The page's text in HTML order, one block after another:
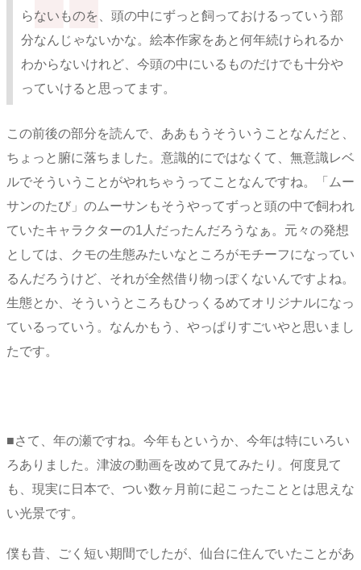
らないものを、頭の中にずっと飼っておけるっていう部
分なんじゃないかな。絵本作家をあと何年続けられるか
わからないけれど、今頭の中にいるものだけでも十分や
っていけると思ってます。
この前後の部分を読んで、ああもうそういうことなんだと、
ちょっと腑に落ちました。意識的にではなくて、無意識レベ
ルでそういうことがやれちゃうってことなんですね。「ムー
サンのたび」のムーサンもそうやってずっと頭の中で飼われ
ていたキャラクターの1人だったんだろうなぁ。元々の発想
としては、クモの生態みたいなところがモチーフになってい
るんだろうけど、それが全然借り物っぽくないんですよね。
生態とか、そういうところもひっくるめてオリジナルになっ
ているっていう。なんかもう、やっぱりすごいやと思いまし
たです。
■さて、年の瀬ですね。今年もというか、今年は特にいろい
ろありました。津波の動画を改めて見てみたり。何度見て
も、現実に日本で、つい数ヶ月前に起こったこととは思えな
い光景です。
僕も昔、ごく短い期間でしたが、仙台に住んでいたことがあ